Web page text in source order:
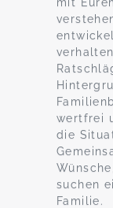
wertfrei
die
suchen
Familie.